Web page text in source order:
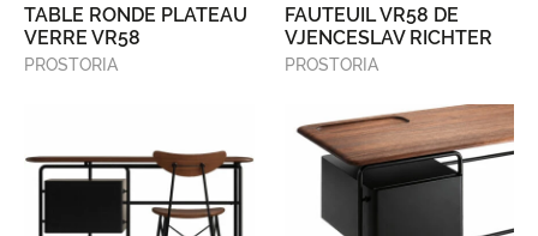
TABLE RONDE PLATEAU
VERRE VR58
PROSTORIA
FAUTEUIL VR58 DE
VJENCESLAV RICHTER
PROSTORIA